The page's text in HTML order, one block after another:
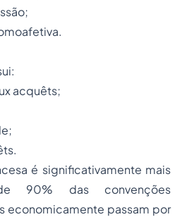
acquêts;
é significativamente mais
90% das convenções
economicamente passam por